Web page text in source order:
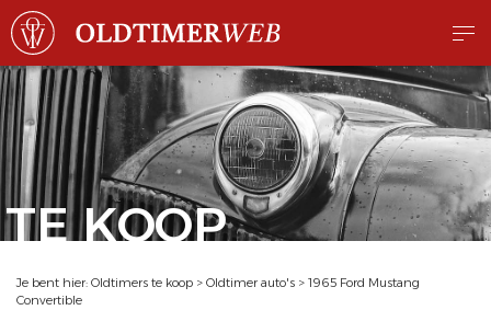
TE KOOP
Je bent hier: Oldtimers te koop > Oldtimer auto's > 1965 Ford Mustang
Convertible